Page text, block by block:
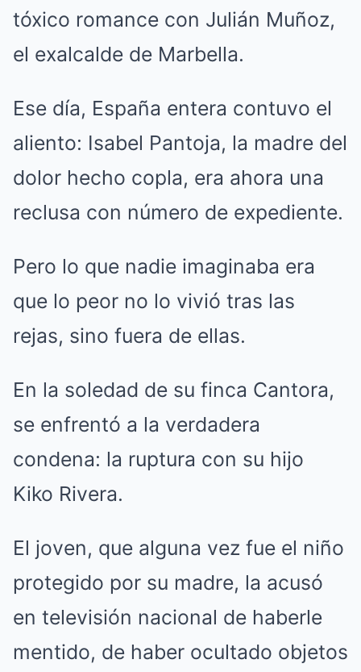
tóxico romance con Julián Muñoz,
el exalcalde de Marbella.
Ese día, España entera contuvo el
aliento: Isabel Pantoja, la madre del
dolor hecho copla, era ahora una
reclusa con número de expediente.
Pero lo que nadie imaginaba era
que lo peor no lo vivió tras las
rejas, sino fuera de ellas.
En la soledad de su finca Cantora,
se enfrentó a la verdadera
condena: la ruptura con su hijo
Kiko Rivera.
El joven, que alguna vez fue el niño
protegido por su madre, la acusó
en televisión nacional de haberle
mentido, de haber ocultado objetos